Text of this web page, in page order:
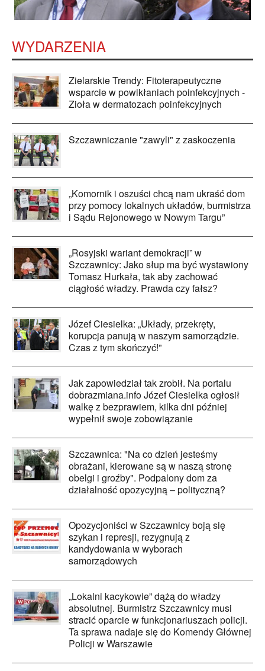
WYDARZENIA
Zielarskie Trendy: Fitoterapeutyczne
wsparcie w powikłaniach poinfekcyjnych -
Zioła w dermatozach poinfekcyjnych
Szczawniczanie "zawyli" z zaskoczenia
„Komornik i oszuści chcą nam ukraść dom
przy pomocy lokalnych układów, burmistrza
i Sądu Rejonowego w Nowym Targu”
„Rosyjski wariant demokracji” w
Szczawnicy: Jako słup ma być wystawiony
Tomasz Hurkała, tak aby zachować
ciągłość władzy. Prawda czy fałsz?
Józef Ciesielka: „Układy, przekręty,
korupcja panują w naszym samorządzie.
Czas z tym skończyć!”
Jak zapowiedział tak zrobił. Na portalu
dobrazmiana.info Józef Ciesielka ogłosił
walkę z bezprawiem, kilka dni później
wypełnił swoje zobowiązanie
Szczawnica: "Na co dzień jesteśmy
obrażani, kierowane są w naszą stronę
obelgi i groźby". Podpalony dom za
działalność opozycyjną – polityczną?
Opozycjoniści w Szczawnicy boją się
szykan i represji, rezygnują z
kandydowania w wyborach
samorządowych
„Lokalni kacykowie” dążą do władzy
absolutnej. Burmistrz Szczawnicy musi
stracić oparcie w funkcjonariuszach policji.
Ta sprawa nadaje się do Komendy Głównej
Policji w Warszawie